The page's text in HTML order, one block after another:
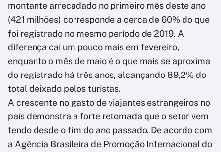
montante arrecadado no primeiro mês deste ano
(421 milhões) corresponde a cerca de 60% do que
foi registrado no mesmo período de 2019. A
diferença cai um pouco mais em fevereiro,
enquanto o mês de maio é o que mais se aproxima
do registrado há três anos, alcançando 89,2% do
total deixado pelos turistas.
A crescente no gasto de viajantes estrangeiros no
país demonstra a forte retomada que o setor vem
tendo desde o fim do ano passado. De acordo com
a Agência Brasileira de Promoção Internacional do